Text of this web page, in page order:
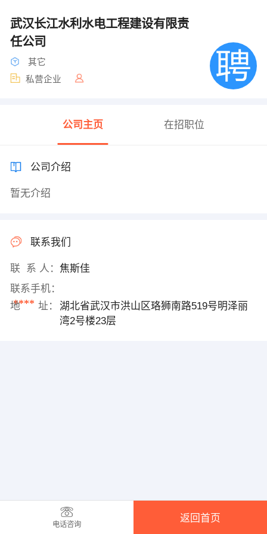
武汉长江水利水电工程建设有限责
任公司
其它
私营企业
公司主页 在招职位
公司介绍
暂无介绍
联系我们
联 系 人： 焦斯佳
联系手机：
****
地 址：
湖北省武汉市洪山区珞狮南路519号明泽丽
湾2号楼23层
电话咨询
返回首页